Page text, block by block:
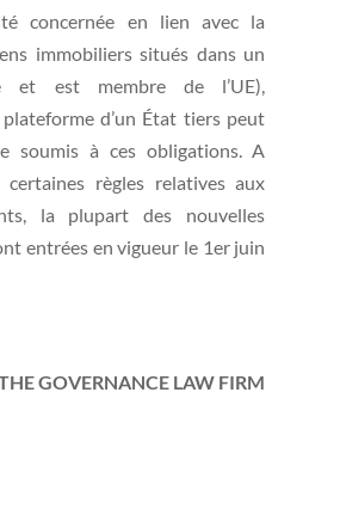
concernée en lien avec la
immobiliers situés dans un
et est membre de l’UE),
plateforme d’un État tiers peut
soumis à ces obligations. A
certaines règles relatives aux
la plupart des nouvelles
entrées en vigueur le 1er juin
GOVERNANCE LAW FIRM